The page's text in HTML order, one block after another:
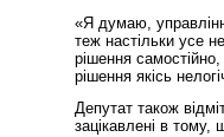
«Я думаю,
теж настільки усе
рішення
рішення якісь
Депутат також
зацікавлені в